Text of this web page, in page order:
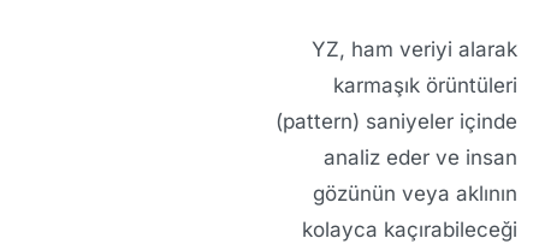
YZ, ham veriyi alarak
karmaşık örüntüleri
(pattern) saniyeler içinde
analiz eder ve insan
gözünün veya aklının
kolayca kaçırabileceği